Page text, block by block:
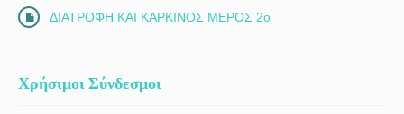
ΔΙΑΤΡΟΦΗ ΚΑΙ ΚΑΡΚΙΝΟΣ ΜΕΡΟΣ 2ο
Χρήσιμοι Σύνδεσμοι